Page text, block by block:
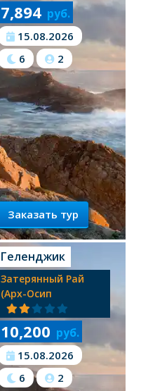
7,894 руб.
15.08.2026
6
2
Заказать тур
Геленджик
Затерянный Рай
(арх-Осип
10,200 руб.
15.08.2026
6
2